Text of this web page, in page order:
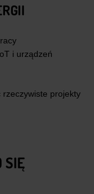
i urządzeń
rzeczywiste projekty
SIĘ